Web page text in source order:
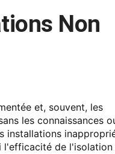
Non
et, souvent, les
les connaissances
installations
l'efficacité de l'isolation